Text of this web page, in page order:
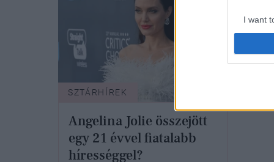
I want
I want
SZTÁRHÍREK
Angelina Jolie összejött
egy 21 évvel fiatalabb
hírességgel?